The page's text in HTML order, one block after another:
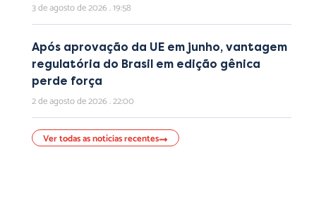
3 de agosto de 2026 19:58
Após aprovação da UE em junho, vantagem
regulatória do Brasil em edição gênica
perde força
2 de agosto de 2026 22:00
Ver todas as notícias recentes